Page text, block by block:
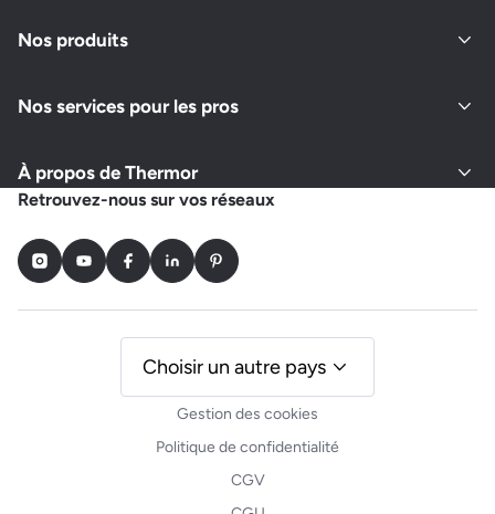
Nos produits
Nos services pour les pros
À propos de Thermor
Retrouvez-nous sur vos réseaux
InstagramYoutubeFacebookLinkedInPinterest
Gestion des cookies
Politique de confidentialité
CGV
Choisir un autre pays